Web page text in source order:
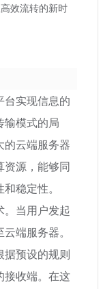
效流转的新时
实现信息的
输模式的局
的云端服务器
资源，能够同
稳定性。
。当用户发起
端服务器。
据预设的规则
接收端。在这